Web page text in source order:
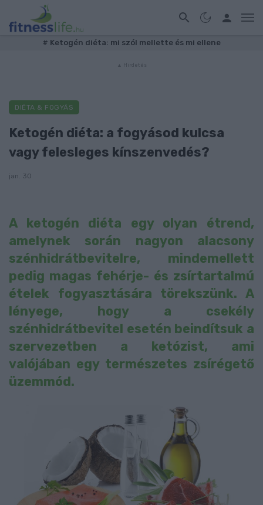
# Ketogén diéta: mi szól mellette és mi ellene
DIÉTA & FOGYÁS
Ketogén diéta: a fogyásod kulcsa
vagy felesleges kínszenvedés?
jan. 30
A ketogén diéta egy olyan étrend,
amelynek során nagyon alacsony
szénhidrátbevitelre, mindemellett
pedig magas fehérje- és zsírtartalmú
ételek fogyasztására törekszünk. A
lényege, hogy a csekély
szénhidrátbevitel esetén beindítsuk a
szervezetben a ketózist, ami
valójában egy természetes zsírégető
üzemmód.